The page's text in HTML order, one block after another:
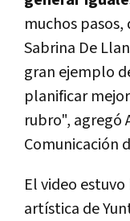
muchos
Sabrina De
gran ejemplo
planificar
rubro", agregó
Comunicación
El video
artística de